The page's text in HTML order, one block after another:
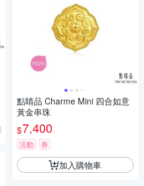
點睛品 Charme Mini 四合如意
黃金串珠
$7,400
活動 券
加入購物車